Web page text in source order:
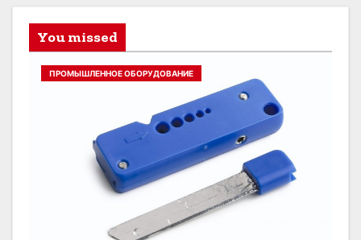
You missed
ПРОМЫШЛЕННОЕ ОБОРУДОВАНИЕ